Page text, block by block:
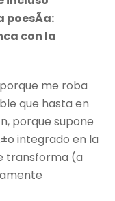
poesÃ­a:
con la
me roba
que hasta en
porque supone
integrado en la
transforma (a